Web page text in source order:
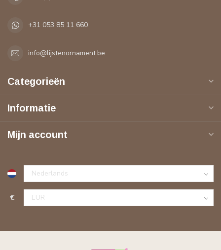
+31 053 85 11 660
info@lijstenornament.be
Categorieën
Informatie
Mijn account
€